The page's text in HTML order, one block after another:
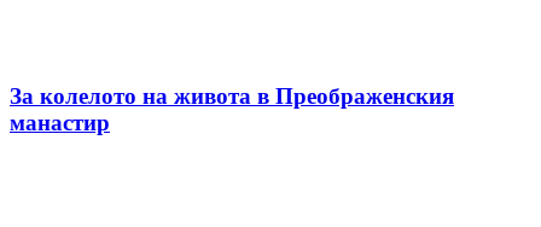
За колелото на живота в Преображенския
манастир